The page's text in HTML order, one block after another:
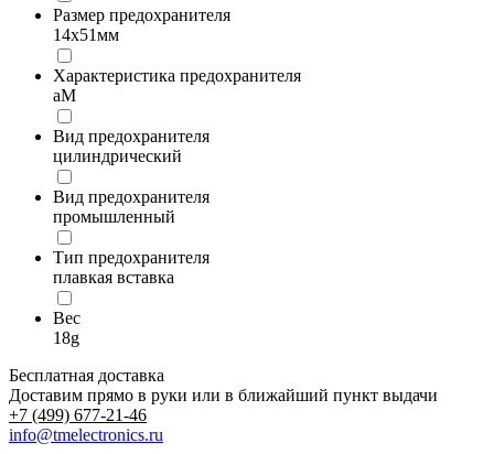
Размер предохранителя
14x51мм
Характеристика предохранителя
aM
Вид предохранителя
цилиндрический
Вид предохранителя
промышленный
Тип предохранителя
плавкая вставка
Вес
18g
Бесплатная доставка
Доставим прямо в руки или в ближайший пункт выдачи
+7 (499) 677-21-46
info@tmelectronics.ru